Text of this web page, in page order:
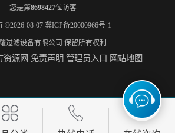
液氨专用过滤器 液氨过滤器生产厂家 液氨除油脱水过滤器 液氨专用过滤器
您是第8698427位访客
©2026-08-07 冀ICP备20000966号-1
过滤设备有限公司 保留所有权利.
资源网 免责声明 管理员入口 网站地图